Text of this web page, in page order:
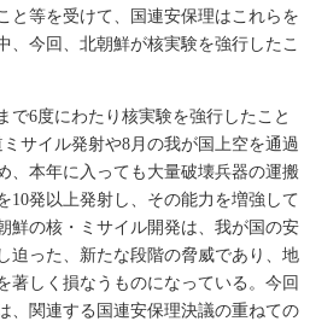
と等を受けて、国連安保理はこれらを
、今回、北朝鮮が核実験を強行したこ
6度にわたり核実験を強行したこと
サイル発射や8月の我が国上空を通過
、本年に入っても大量破壊兵器の運搬
10発以上発射し、その能力を増強して
鮮の核・ミサイル開発は、我が国の安
迫った、新たな段階の脅威であり、地
著しく損なうものになっている。今回
、関連する国連安保理決議の重ねての